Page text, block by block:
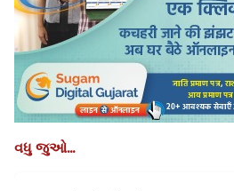
વધુ જુઓ...